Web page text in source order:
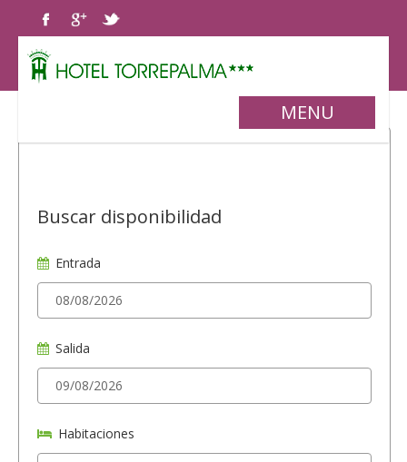
MENU
Buscar disponibilidad
Entrada
Salida
Habitaciones